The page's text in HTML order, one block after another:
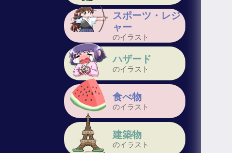
スポーツ・レジ
ャー
のイラスト
ハザード
のイラスト
食べ物
のイラスト
建築物
のイラスト